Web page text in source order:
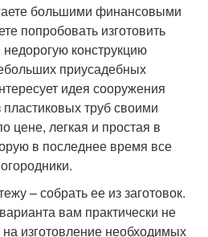
большими финансовыми
попробовать изготовить
конструкцию
приусадебных
идея сооружения
труб своими
цене, легкая и простая в
в последнее время все
– собрать ее из заготовок.
вам практически не
изготовление необходимых